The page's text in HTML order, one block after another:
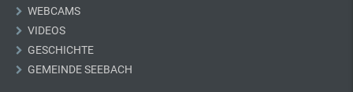
WEBCAMS
VIDEOS
GESCHICHTE
GEMEINDE SEEBACH